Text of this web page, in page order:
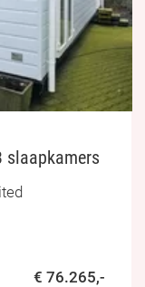
slaapkamers
€ 76.265,-